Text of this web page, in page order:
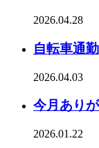
2026.04.28
自転車通
2026.04.03
今月あり
2026.01.22